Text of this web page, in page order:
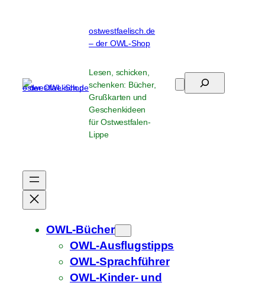
ostwestfaelisch.de
– der OWL-Shop
Lesen, schicken,
schenken: Bücher,
Grußkarten und
Geschenkideen
für Ostwestfalen-
Lippe
Suchen
OWL-Bücher
OWL-Ausflugstipps
OWL-Sprachführer
OWL-Kinder- und